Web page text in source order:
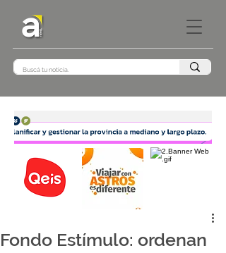
Fondo Estímulo: ordenan